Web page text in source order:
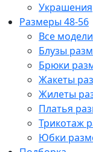
Украшения
Размеры 48-56
Все модели
Блузы
Брюки
Жакеты
Жилеты
Платья
Трикотаж
Юбки